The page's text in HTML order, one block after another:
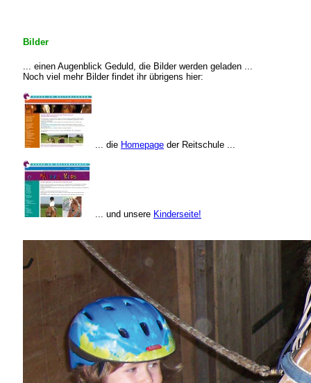
Bilder
... einen Augenblick Geduld, die Bilder werden geladen ...
Noch viel mehr Bilder findet ihr übrigens hier:
... die Homepage der Reitschule ...
... und unsere Kinderseite!